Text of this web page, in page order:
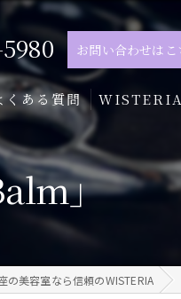
お問い合わせはこ
くある質問
髪質改善
メンズ
」
の美容室なら信頼のWISTERIA